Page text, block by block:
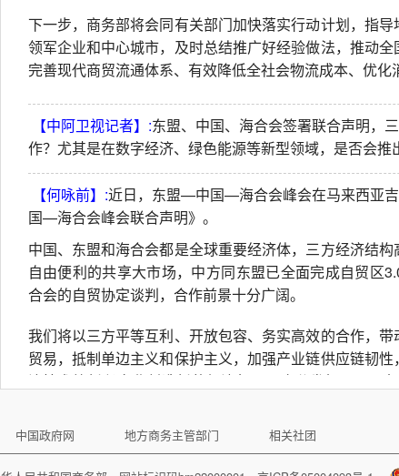
下一步，商务部将会同有关部门加快落实行动计划，指
领军企业和中心城市，及时总结推广好经验做法，推动
完善现代商贸流通体系、有效降低全社会物流成本、优化
【中阿卫视记者】:东盟、中国、海合会签署联合声明，
作？尤其是在数字经济、绿色能源等新型领域，是否会推
【何咏前】:近日，东盟—中国—海合会峰会在马来西亚
国—海合会峰会联合声明》。
中国、东盟和海合会都是全球重要经济体，三方经济结
自由便利的共享大市场，中方同东盟已全面完成自贸区
合会的自贸协定谈判，合作前景十分广阔。
我们将以三方平等互利、开放包容、务实高效的合作，
贸易，抵制单边主义和保护主义，加强产业链供应链韧
济技术等新兴产业创造新的经济机遇，充分发挥1+1+1
【美国国际市场新闻社记者】:欧盟最近对来自中国的轮
中国政府网 地方商务主管部门 相关社团